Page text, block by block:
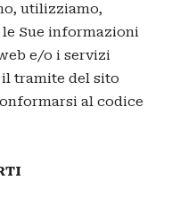
utilizziamo,
Sue informazioni
e/o i servizi
tramite del sito
al codice